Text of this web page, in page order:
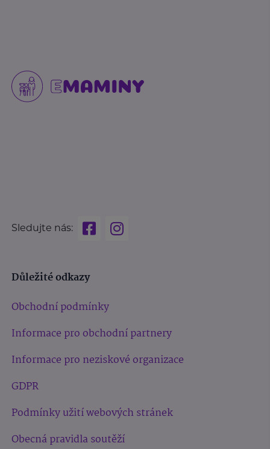
Sledujte nás:
Důležité odkazy
Obchodní podmínky
Informace pro obchodní partnery
Informace pro neziskové organizace
GDPR
Podmínky užití webových stránek
Obecná pravidla soutěží